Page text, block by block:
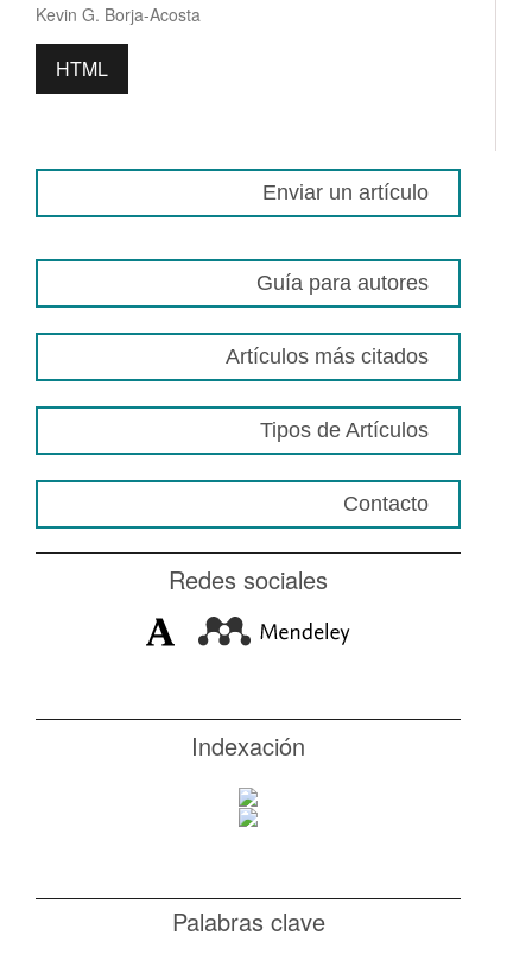
Kevin G. Borja-Acosta
HTML
Enviar un artículo
Guía para autores
Artículos más citados
Tipos de Artículos
Contacto
Redes sociales
Indexación
Palabras clave